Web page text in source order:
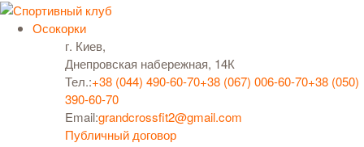
Осокорки
г. Киев,
Днепровская набережная, 14К
Тел.:+38 (044) 490-60-70+38 (067) 006-60-70+38 (050)
390-60-70
Email:grandcrossfit2@gmail.com
Публичный договор